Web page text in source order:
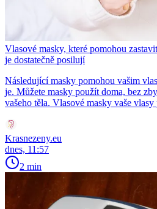
Vlasové masky, které pomohou
je dostatečně posilují
Následující masky pomohou vašim
je. Můžete masky použít doma, bez
vašeho těla. Vlasové masky vaše vlasy
Krasnezeny.eu
dnes, 11:57
2 min